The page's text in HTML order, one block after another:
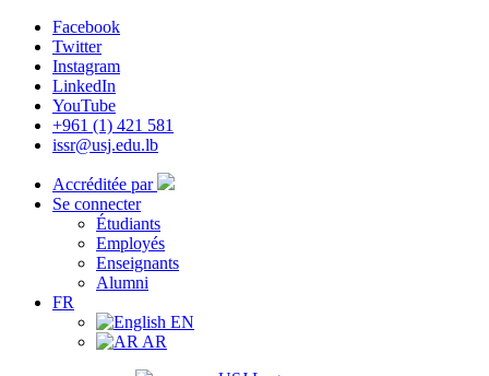
Facebook
Twitter
Instagram
LinkedIn
YouTube
+961 (1) 421 581
issr@usj.edu.lb
Accréditée par
Se connecter
Étudiants
Employés
Enseignants
Alumni
FR
EN
AR